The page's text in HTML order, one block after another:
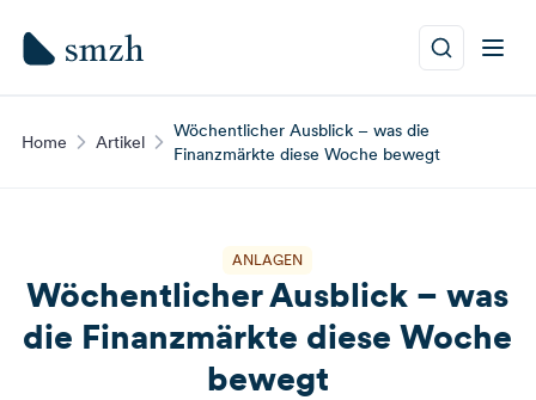
Home Artikel
Wöchentlicher Ausblick – was die
Finanzmärkte diese Woche bewegt
ANLAGEN
Wöchentlicher Ausblick – was
die Finanzmärkte diese Woche
bewegt